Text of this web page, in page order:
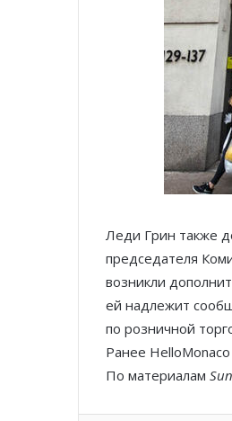
Леди Грин также
председателя
возникли
ей надлежит
по розничной
Ранее HelloMonaco
По материалам